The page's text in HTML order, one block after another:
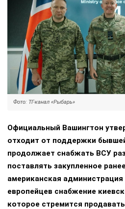
Фото: ТГ-канал «Рыбарь»
Официальный Вашингтон
отходит от поддержки
продолжает снабжать ВСУ
поставлять закупленное
американская
европейцев снабжение
которое стремится